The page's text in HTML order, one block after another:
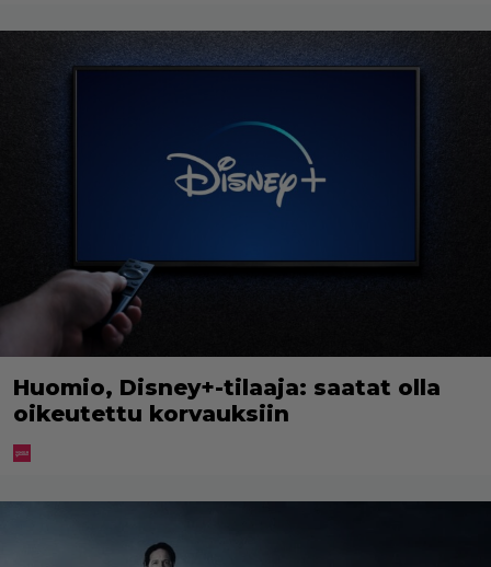
Huomio, Disney+-tilaaja: saatat olla
oikeutettu korvauksiin